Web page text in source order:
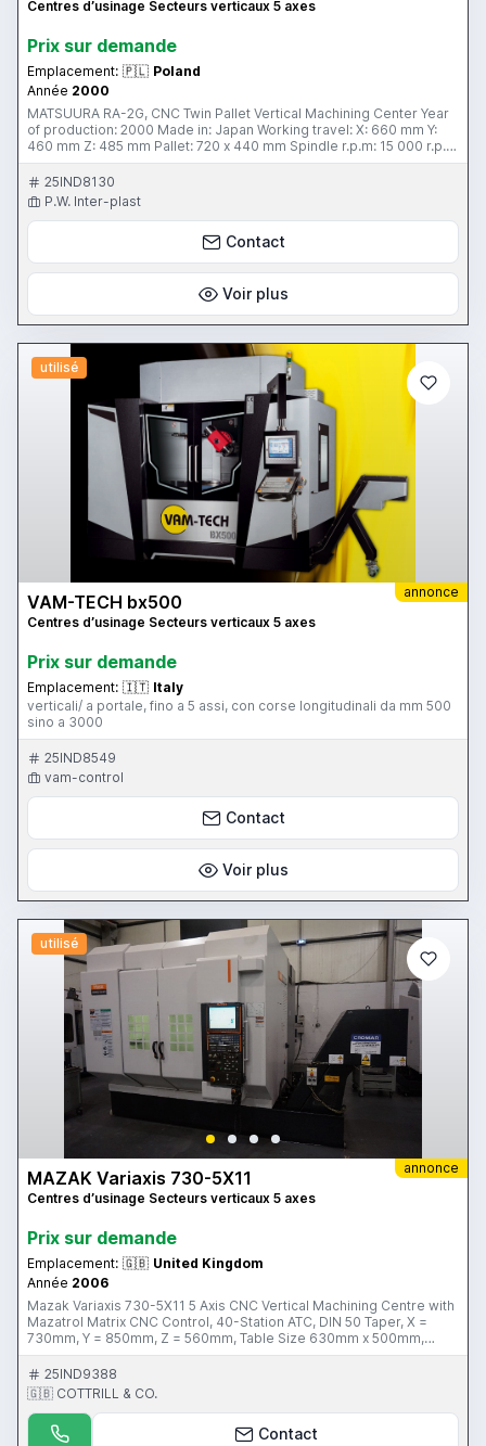
Centres d’usinage Secteurs verticaux 5 axes
Prix ​​sur demande
Emplacement: 🇵🇱 Poland
Année 2000
MATSUURA RA-2G, CNC Twin Pallet Vertical Machining Center Year
of production: 2000 Made in: Japan Working travel: X: 660 mm Y:
460 mm Z: 485 mm Pallet: 720 x 440 mm Spindle r.p.m: 15 000 r.p.m
Tool chuck: BT 40 Tools magazine: 30 pcs Control: CNC YASNAC
Overall power demand: 45 kVA
25IND8130
P.W. Inter-plast
Contact
Voir plus
utilisé
annonce
VAM-TECH bx500
Centres d’usinage Secteurs verticaux 5 axes
Prix ​​sur demande
Emplacement: 🇮🇹 Italy
verticali/ a portale, fino a 5 assi, con corse longitudinali da mm 500
sino a 3000
25IND8549
vam-control
Contact
Voir plus
utilisé
annonce
MAZAK Variaxis 730-5X11
Centres d’usinage Secteurs verticaux 5 axes
Prix ​​sur demande
Emplacement: 🇬🇧 United Kingdom
Année 2006
Mazak Variaxis 730-5X11 5 Axis CNC Vertical Machining Centre with
Mazatrol Matrix CNC Control, 40-Station ATC, DIN 50 Taper, X =
730mm, Y = 850mm, Z = 560mm, Table Size 630mm x 500mm,
Table Tilt + 30° - 120°, Full C Axis Rotation, Through spindle coolant,
Swarf Conveyor. 10,000 RPM Spindle, Tooling. S/No. 189949 (2006)
Please Note: This Item is located in Preston, Lancashire This Item is
part of 2 online auction sales ending on Thursday 11th February
2016 at 3pm & 4pm (UK Time) Please visit our website for full
details: www.cottandco.com
25IND9388
🇬🇧 COTTRILL & CO.
Contact